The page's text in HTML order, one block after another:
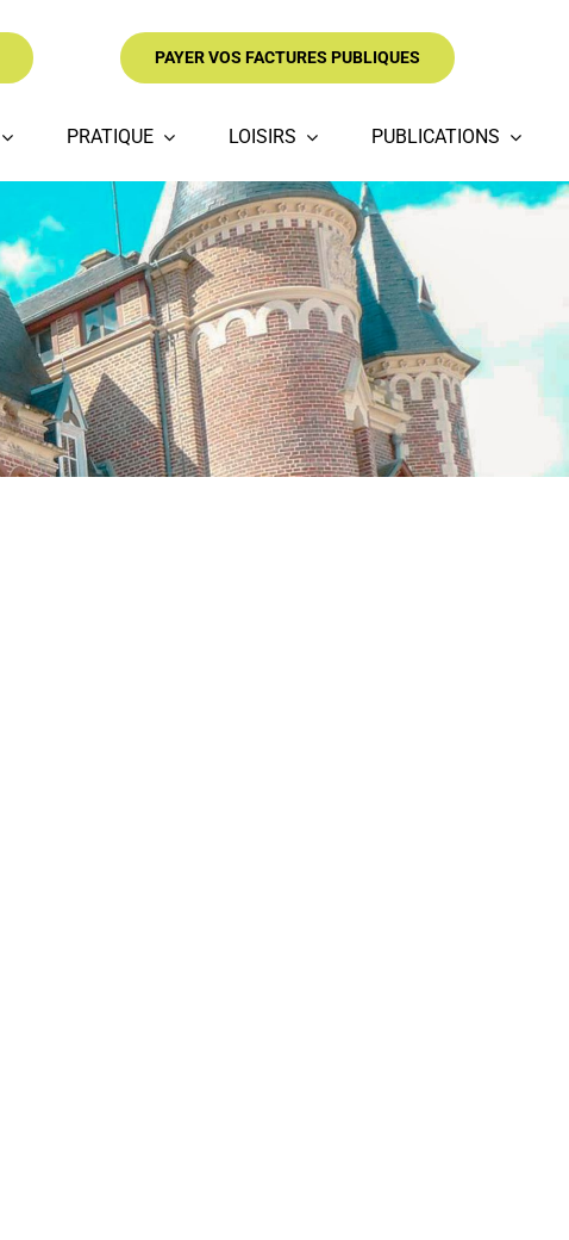
PAYER VOS FACTURES PUBLIQUES
PRATIQUE LOISIRS PUBLICATIONS